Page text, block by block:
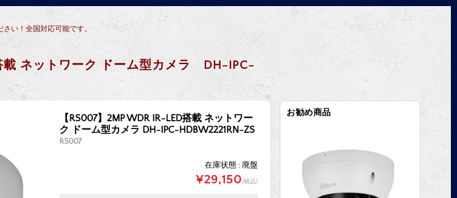
さい！全国対応可能です。
載 ネットワーク ドーム型カメラ DH-IPC-
【RS007】2MP WDR IR-LED搭載 ネットワー
ク ドーム型カメラ DH-IPC-HDBW2221RN-ZS
RS007
在庫状態 : 廃盤
¥29,150(税込)
お勧め商品